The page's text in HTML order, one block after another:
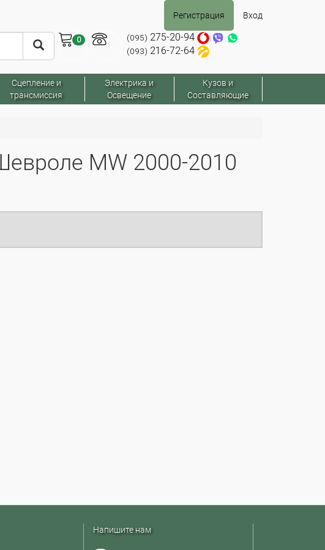
Регистрация Вход
0 (095) 275-20-94
(093) 216-72-64
Сцепление и
трансмиссия
Электрика и
Освещение
Кузов и
Составляющие
MW 2000-2010
Напишите нам